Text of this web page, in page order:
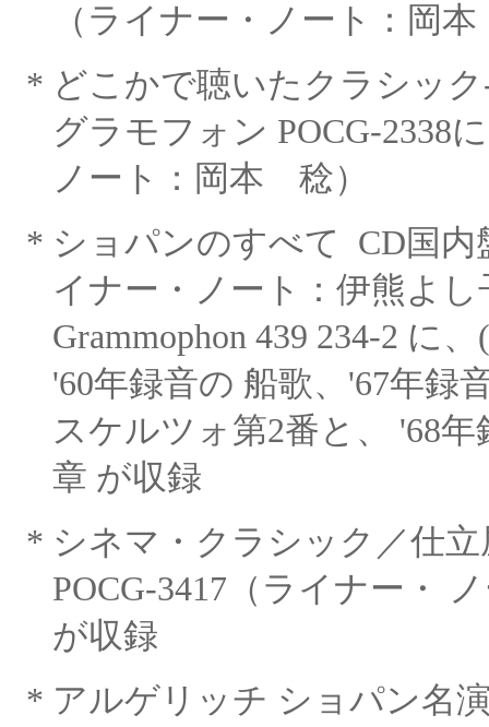
（ライナー・ノート：岡
* どこかで聴いたクラシック
グラモフォン POCG-2338
ノート：岡本 稔）
* ショパンのすべて
CD国内
イナー・ノート：伊熊よし
Grammophon 439 234-2 に
'60年録音の 船歌、'67年録
スケルツォ第2番と、
'68年
章 が収録
* シネマ・クラシック／仕
POCG-3417（ライナー・
が収録
* アルゲリッチ ショパン名